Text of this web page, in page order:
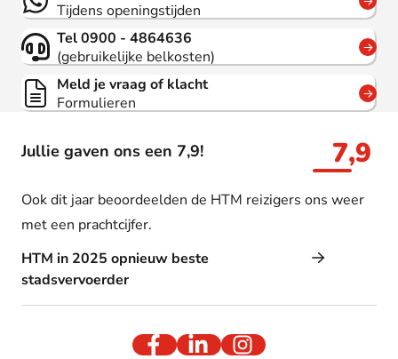
Jullie gaven ons een 7,9! 7,9
Ook dit jaar beoordeelden de HTM reizigers ons weer
met een prachtcijfer.
HTM in 2025 opnieuw beste
stadsvervoerder
Tijdens openingstijden
Tel 0900 - 4864636
(gebruikelijke belkosten)
Meld je vraag of klacht
Formulieren